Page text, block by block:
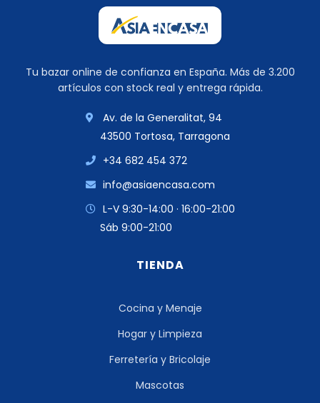
Tu bazar online de confianza en España. Más de 3.200
artículos con stock real y entrega rápida.
Av. de la Generalitat, 94
43500 Tortosa, Tarragona
+34 682 454 372
info@asiaencasa.com
L-V 9:30-14:00 · 16:00-21:00
Sáb 9:00-21:00
TIENDA
Cocina y Menaje
Hogar y Limpieza
Ferretería y Bricolaje
Mascotas